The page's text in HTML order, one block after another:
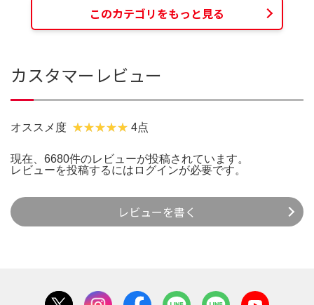
このカテゴリをもっと見る
カスタマーレビュー
オススメ度 4点
現在、6680件のレビューが投稿されています。
レビューを投稿するには ログインが必要です。
レビューを書く